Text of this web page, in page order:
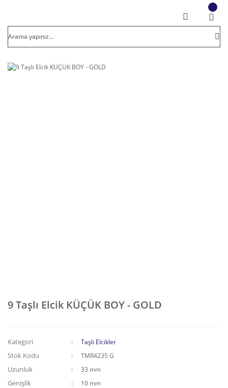
9 Taşlı Elcik KÜÇÜK BOY - GOLD
Kategori Taşlı Elcikler
Stok Kodu TMR4235 G
Uzunluk 33 mm
Genişlik 10 mm